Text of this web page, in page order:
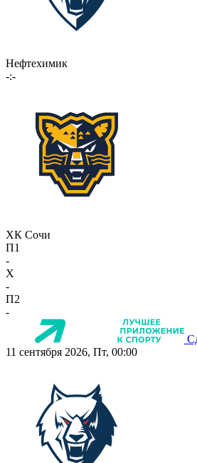
Нефтехимик
-:-
ХК Сочи
П1
-
X
-
П2
-
11 сентября 2026, Пт, 00:00